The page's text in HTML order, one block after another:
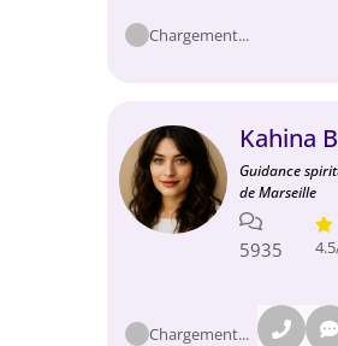
Chargement...
Kahina
Guidance
de Marseille
5935
Chargement...